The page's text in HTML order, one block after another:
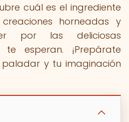
cuál es el ingrediente
horneadas y
por las deliciosas
te esperan. ¡Prepárate
y tu imaginación